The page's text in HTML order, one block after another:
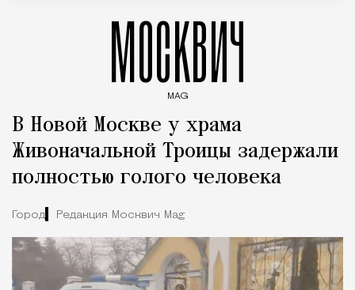
МОСКВИЧ
MAG
В Новой Москве у храма
Живоначальной Троицы задержали
полностью голого человека
Город Редакция Москвич Mag